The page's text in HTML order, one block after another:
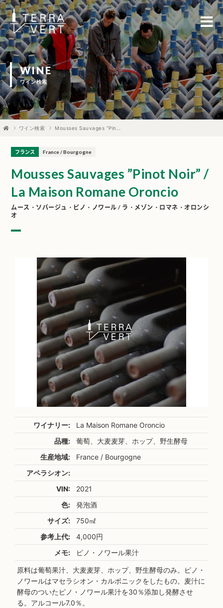
WINE
ワイン検索
ワイン検索
Mousses Sauvages ”Pinot Noir” /
La Maison Romane Oroncio
ムース・ソバージュ・ピノ・ノワール / ラ・メゾン・ロマネ・オロンシ
オ
フランス France / Bourgogne
ワイナリー:
La Maison Romane Oroncio
品種:
葡萄、大麦麦芽、ホップ、野生酵母
生産地域:
France / Bourgogne
アペラシオン:
VIN:
2021
色:
発泡酒
サイズ:
750㎖
参考上代:
4,000円
メモ:
ピノ・ノワール果汁
原料は葡萄果汁、大麦麦芽、ホップ、野生酵母のみ。ピノ・
ノワールはマセラシオン・カルボニックをしたもの。麦汁に
酵母のついたピノ・ノワール果汁を30％添加し発酵させ
る。アルコール7.0％。